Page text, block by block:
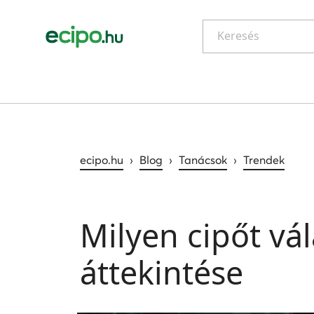
Keresés
ecipo.hu › Blog › Tanácsok › Trendek
Milyen cipőt
áttekintése